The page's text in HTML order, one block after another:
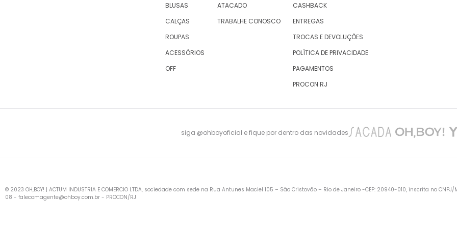
BLUSAS
CALÇAS
ROUPAS
ACESSÓRIOS
OFF
ATACADO
TRABALHE CONOSCO
CASHBACK
ENTREGAS
TROCAS E DEVOLUÇÕES
POLÍTICA DE PRIVACIDADE
PAGAMENTOS
PROCON RJ
siga @ohboyoficial e fique por dentro das novidades
© 2023 OH,BOY! | ACTUM INDUSTRIA E COMERCIO LTDA, sociedade com sede na Rua Antunes Maciel 105 – São Cristovão – Rio de Janeiro -CEP: 20940-010, inscrita no
08 - falecomagente@ohboy.com.br - PROCON/RJ